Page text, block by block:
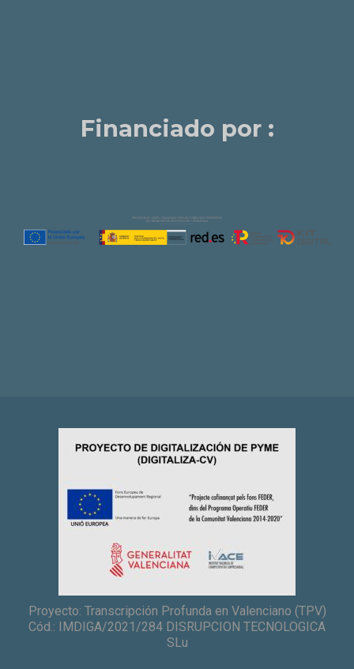
Financiado por :
Proyecto: Transcripción Profunda en Valenciano (TPV)
Cód.: IMDIGA/2021/284 DISRUPCION TECNOLOGICA
SLu